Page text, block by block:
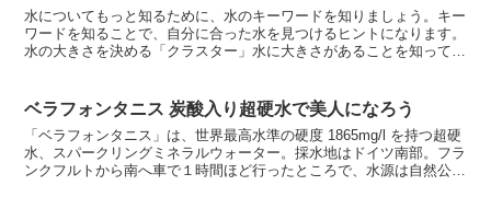
水についてもっと知るために、水のキーワードを知りましょう。キー
ワードを知ることで、自分に合った水を見つけるヒントになります。
水の大きさを決める「クラスター」水に大きさがあることを知ってい
ベラフォンタニス 炭酸入り超硬水で美人になろう
「ベラフォンタニス」は、世界最高水準の硬度 1865mg/l を持つ超硬
水、スパークリングミネラルウォーター。採水地はドイツ南部。フラ
ンクフルトから南へ車で１時間ほど行ったところで、水源は自然公園